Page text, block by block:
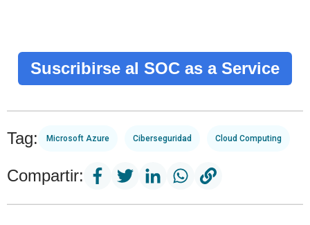
Suscribirse al SOC as a Service
Tag: Microsoft Azure Ciberseguridad Cloud Computing
Compartir: